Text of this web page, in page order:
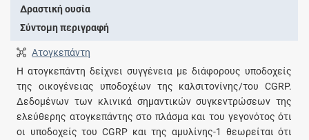
Δραστική ουσία
Σύντομη περιγραφή
Ατογκεπάντη
Η ατογκεπάντη δείχνει συγγένεια με διάφορους υποδοχείς
της οικογένειας υποδοχέων της καλσιτονίνης/του CGRP.
Δεδομένων των κλινικά σημαντικών συγκεντρώσεων της
ελεύθερης ατογκεπάντης στο πλάσμα και του γεγονότος ότι
οι υποδοχείς του CGRP και της αμυλίνης-1 θεωρείται ότι